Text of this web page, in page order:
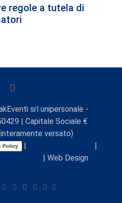
regole a tutela di
srl unipersonale -
| Capitale Sociale €
versato)
Policy |
|
| Web Design